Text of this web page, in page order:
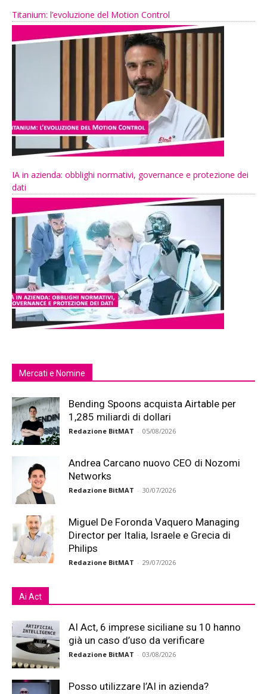
Titanium: l’evoluzione del Motion Control
IA in azienda: obblighi normativi, governance e protezione dei
dati
Mercati e Nomine
Bending Spoons acquista Airtable per
1,285 miliardi di dollari
Redazione BitMAT - 05/08/2026
Andrea Carcano nuovo CEO di Nozomi
Networks
Redazione BitMAT - 30/07/2026
Miguel De Foronda Vaquero Managing
Director per Italia, Israele e Grecia di
Philips
Redazione BitMAT - 29/07/2026
Ai Act
AI Act, 6 imprese siciliane su 10 hanno
già un caso d’uso da verificare
Redazione BitMAT - 03/08/2026
Posso utilizzare l’AI in azienda?